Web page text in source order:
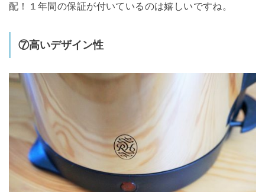
配！１年間の保証が付いているのは嬉しいですね。
⑦高いデザイン性